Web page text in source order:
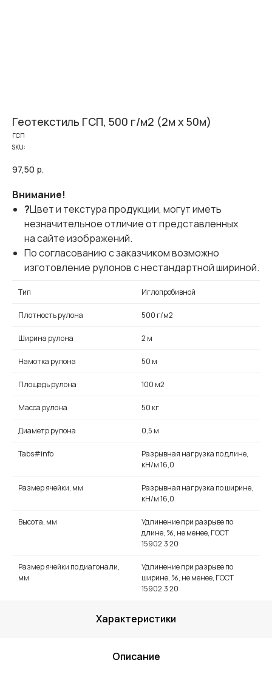
Геотекстиль ГСП, 500 г/м2 (2м х 50м)
ГСП
SKU:
97,50 р.
Внимание!
?Цвет и текстура продукции, могут иметь
незначительное отличие от представленных
на сайте изображений.
По согласованию с заказчиком возможно
изготовление рулонов с нестандартной шириной.
Тип Иглопробивной
Плотность рулона 500 г/м2
Ширина рулона 2 м
Намотка рулона 50 м
Площадь рулона 100 м2
Масса рулона 50 кг
Диаметр рулона 0,5 м
Tabs#info
Разрывная нагрузка по длине,
кН/м 16,0
Размер ячейки, мм
Разрывная нагрузка по ширине,
кН/м 16,0
Высота, мм
Удлинение при разрыве по
длине, %, не менее, ГОСТ
15902.3 20
Размер ячейки по диагонали,
мм
Удлинение при разрыве по
ширине, %, не менее, ГОСТ
15902.3 20
Характеристики
Описание